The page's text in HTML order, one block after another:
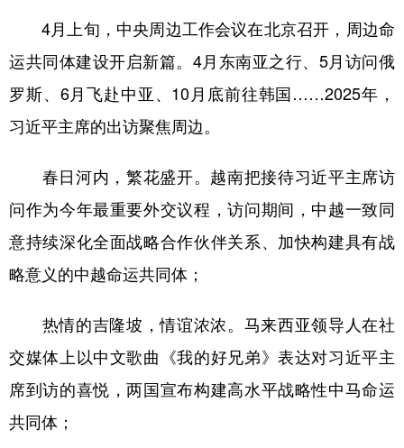
4月上旬，中央周边工作会议在北京召开，周边命
运共同体建设开启新篇。4月东南亚之行、5月访问俄
罗斯、6月飞赴中亚、10月底前往韩国……2025年，
习近平主席的出访聚焦周边。
春日河内，繁花盛开。越南把接待习近平主席访
问作为今年最重要外交议程，访问期间，中越一致同
意持续深化全面战略合作伙伴关系、加快构建具有战
略意义的中越命运共同体；
热情的吉隆坡，情谊浓浓。马来西亚领导人在社
交媒体上以中文歌曲《我的好兄弟》表达对习近平主
席到访的喜悦，两国宣布构建高水平战略性中马命运
共同体；